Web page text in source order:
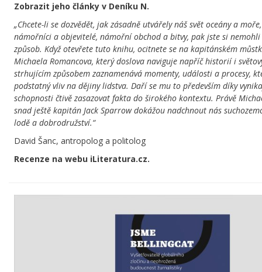
Zobrazit jeho články v Deníku N.
„Chcete-li se dozvědět, jak zásadně utvářely náš svět oceány a
námořníci a objevitelé, námořní obchod a bitvy, pak jste si
způsob. Když otevřete tuto knihu, ocitnete se na kapitánském
Michaela Romancova, který doslova naviguje napříč historií i
strhujícím způsobem zaznamenává momenty, události a procesy,
podstatný vliv na dějiny lidstva. Daří se mu to především díky
schopnosti čtivě zasazovat fakta do širokého kontextu. Právě
snad ještě kapitán Jack Sparrow dokážou nadchnout nás
lodě a dobrodružství.“
David Šanc, antropolog a politolog
Recenze na webu iLiteratura.cz.